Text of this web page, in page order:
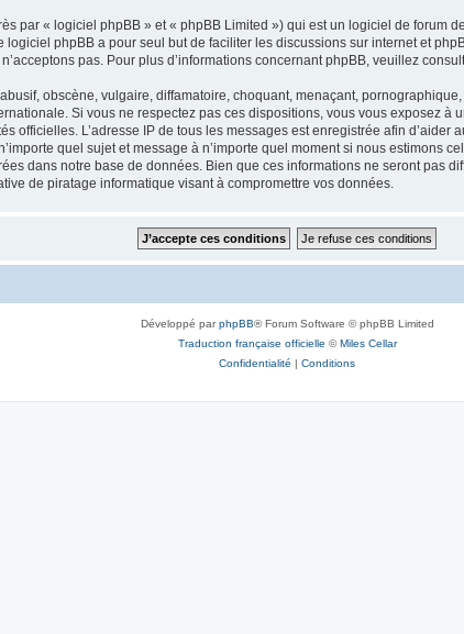
par « logiciel phpBB » et « phpBB Limited ») qui est un logiciel de forum
logiciel phpBB a pour seul but de faciliter les discussions sur internet et
pas. Pour plus d’informations concernant phpBB, veuillez
obscène, vulgaire, diffamatoire, choquant, menaçant,
Si vous ne respectez pas ces dispositions, vous vous exposez à
officielles. L’adresse IP de tous les messages est enregistrée afin
quel sujet et message à n’importe quel moment si nous estimons
dans notre base de données. Bien que ces informations ne seront pas
de piratage informatique visant à compromettre vos données.
Développé parphpBB® Forum Software © phpBB Limited
Traduction française officielle ©Miles Cellar
Confidentialité | Conditions